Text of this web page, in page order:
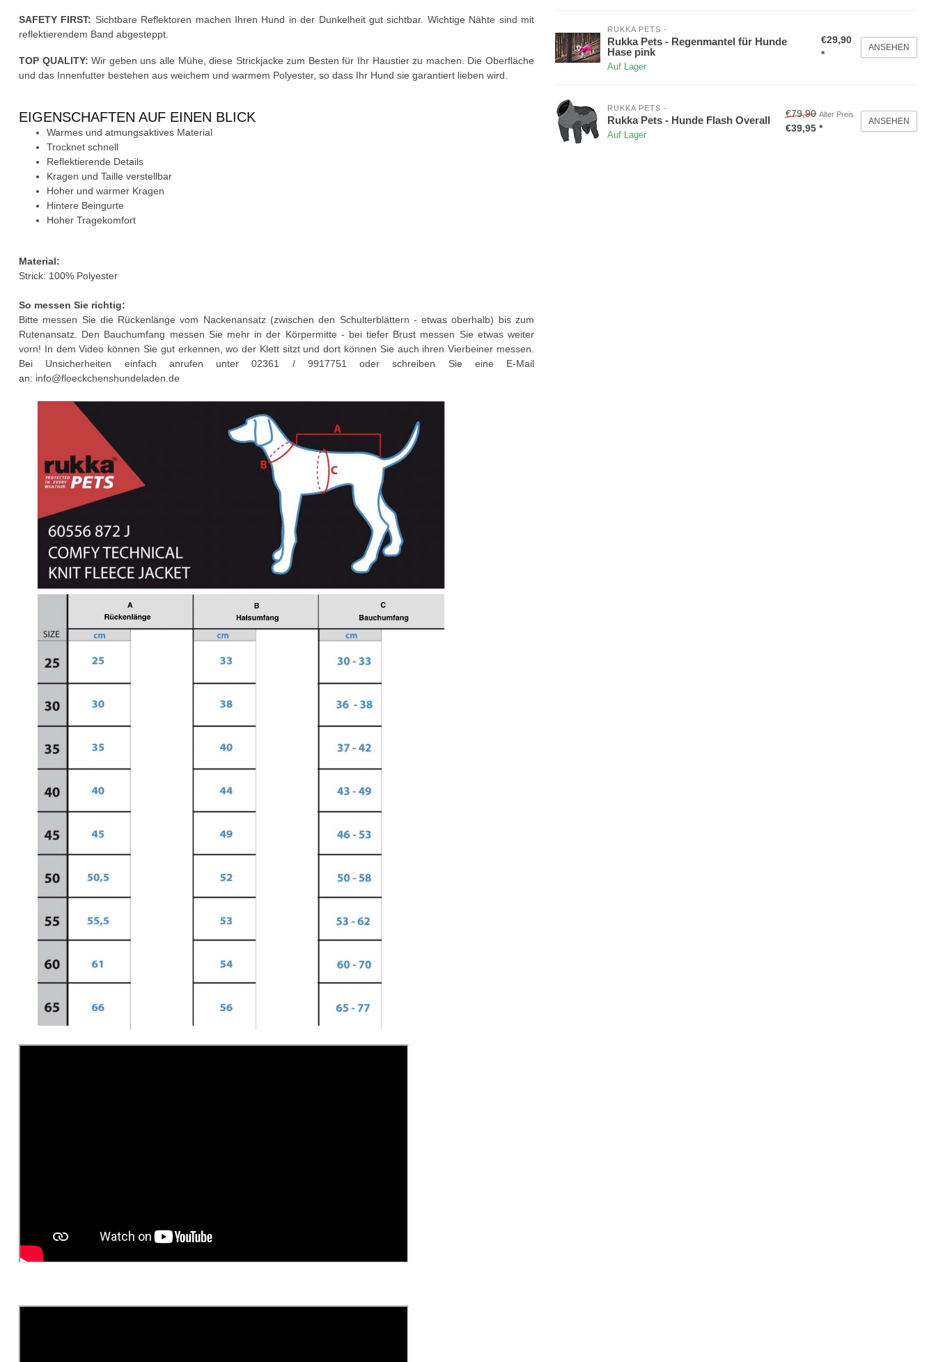
SAFETY FIRST: Sichtbare Reflektoren machen Ihren Hund in der Dunkelheit gut sichtbar. Wichtige Nähte sind mit
reflektierendem Band abgesteppt.
TOP QUALITY: Wir geben uns alle Mühe, diese Strickjacke zum Besten für Ihr Haustier zu machen. Die Oberfläche
und das Innenfutter bestehen aus weichem und warmem Polyester, so dass Ihr Hund sie garantiert lieben wird.
EIGENSCHAFTEN AUF EINEN BLICK
Warmes und atmungsaktives Material
Trocknet schnell
Reflektierende Details
Kragen und Taille verstellbar
Hoher und warmer Kragen
Hintere Beingurte
Hoher Tragekomfort
Material:
Strick: 100% Polyester
So messen Sie richtig:
Bitte messen Sie die Rückenlänge vom Nackenansatz (zwischen den Schulterblättern - etwas oberhalb) bis zum
Rutenansatz. Den Bauchumfang messen Sie mehr in der Körpermitte - bei tiefer Brust messen Sie etwas weiter
vorn! In dem Video können Sie gut erkennen, wo der Klett sitzt und dort können Sie auch ihren Vierbeiner messen.
Bei Unsicherheiten einfach anrufen unter 02361 / 9917751 oder schreiben Sie eine E-Mail
an: info@floeckchenshundeladen.de
RUKKA PETS -
Rukka Pets - Regenmantel für Hunde
Hase pink
Auf Lager
€29,90
*
ANSEHEN
RUKKA PETS -
Rukka Pets - Hunde Flash Overall
Auf Lager
€79,90 Alter Preis
€39,95 *
ANSEHEN